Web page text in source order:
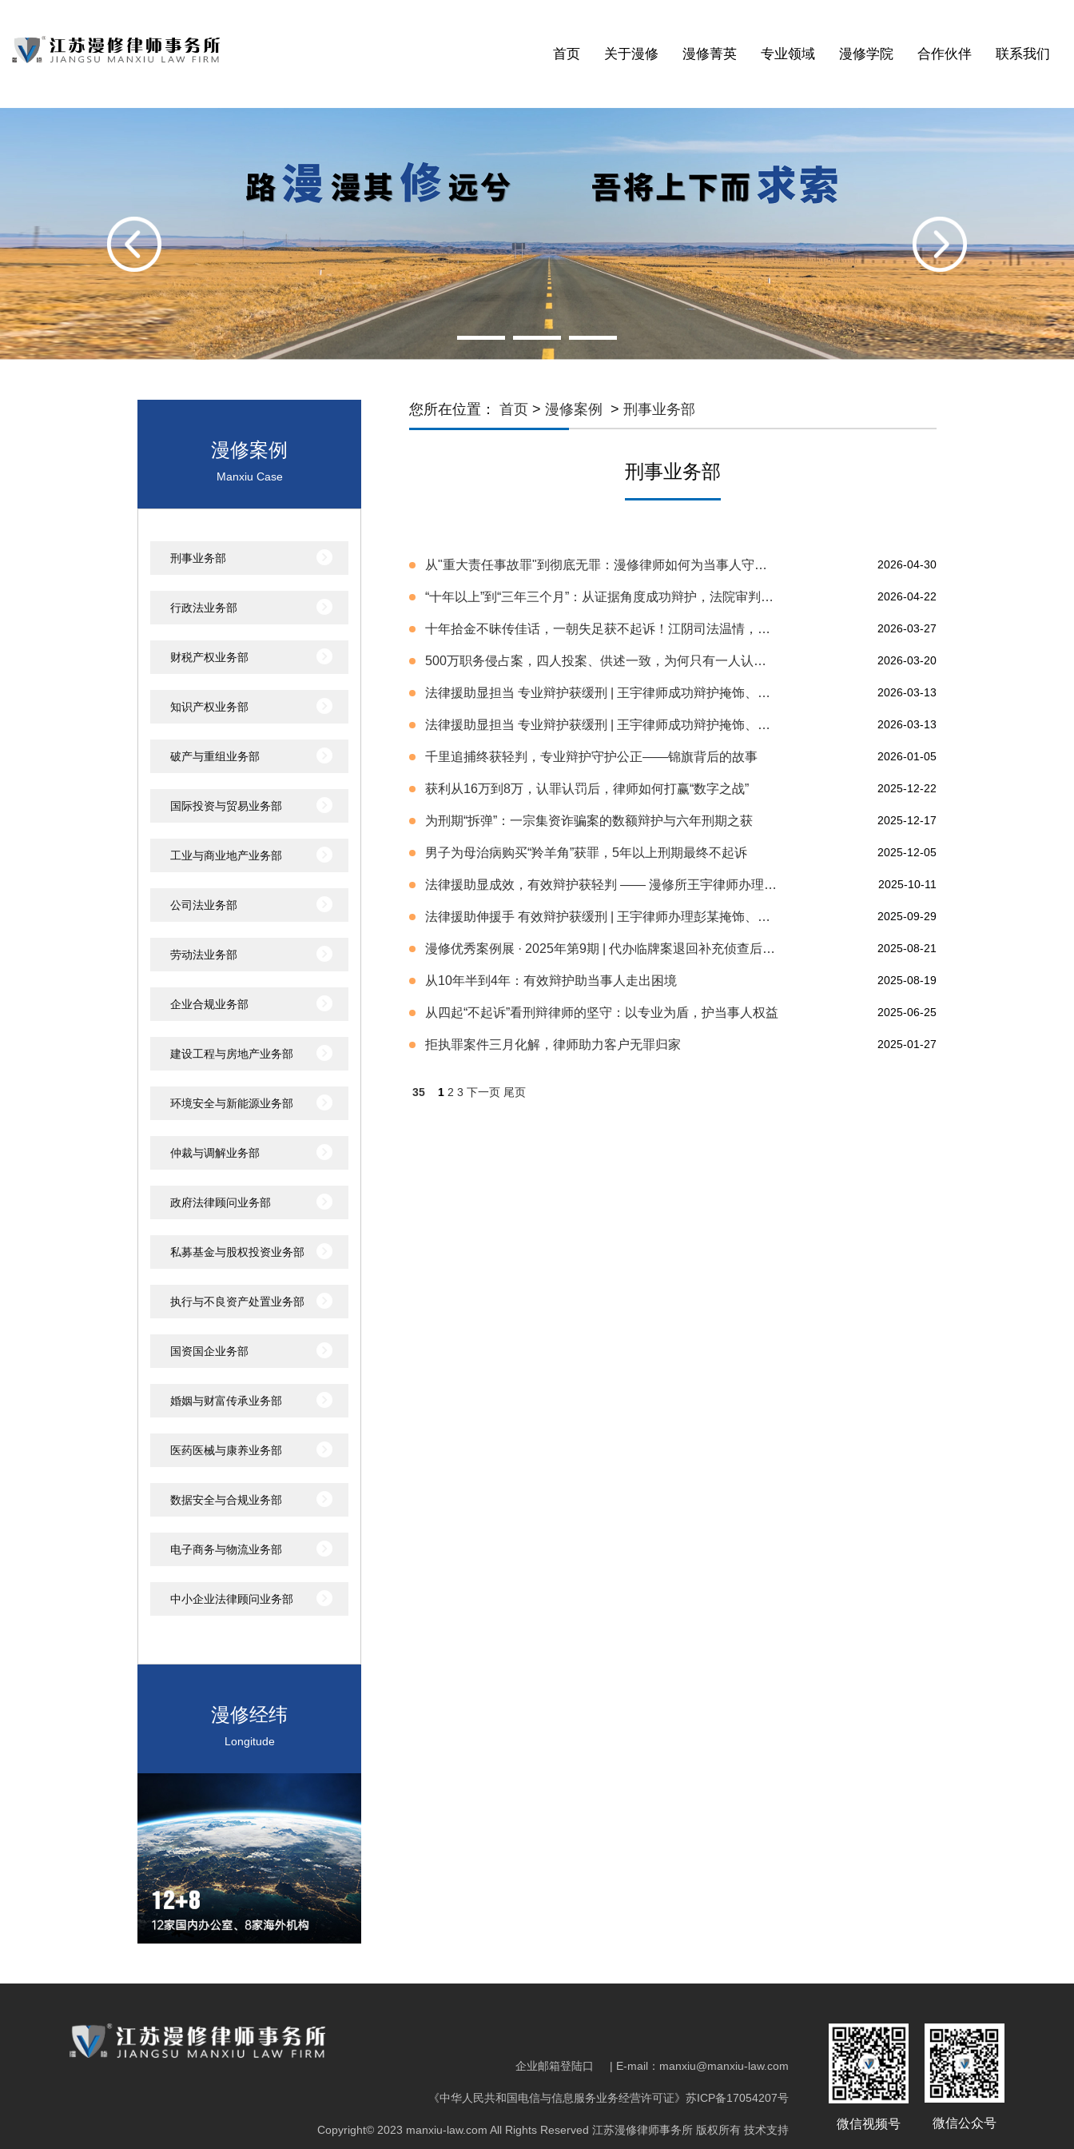
首页 关于漫修 漫修菁英 专业领域 漫修学院 合作伙伴 联系我们
漫修案例
Manxiu Case
刑事业务部
行政法业务部
财税产权业务部
知识产权业务部
破产与重组业务部
国际投资与贸易业务部
工业与商业地产业务部
公司法业务部
劳动法业务部
企业合规业务部
建设工程与房地产业务部
环境安全与新能源业务部
仲裁与调解业务部
政府法律顾问业务部
私募基金与股权投资业务部
执行与不良资产处置业务部
国资国企业务部
婚姻与财富传承业务部
医药医械与康养业务部
数据安全与合规业务部
电子商务与物流业务部
中小企业法律顾问业务部
漫修经纬
Longitude
您所在位置： 首页 > 漫修案例 > 刑事业务部
刑事业务部
从"重大责任事故罪"到彻底无罪：漫修律师如何为当事人守住人生清白 2026-04-30
“十年以上”到“三年三个月”：从证据角度成功辩护，法院审判阶段减少十年刑期 2026-04-22
十年拾金不昧传佳话，一朝失足获不起诉！江阴司法温情，律师护航守善良 2026-03-27
500万职务侵占案，四人投案、供述一致，为何只有一人认定自首？ 2026-03-20
法律援助显担当 专业辩护获缓刑 | 王宇律师成功辩护掩饰、隐瞒犯罪所得罪案 2026-03-13
法律援助显担当 专业辩护获缓刑 | 王宇律师成功辩护掩饰、隐瞒犯罪所得罪案 2026-03-13
千里追捕终获轻判，专业辩护守护公正——锦旗背后的故事 2026-01-05
获利从16万到8万，认罪认罚后，律师如何打赢“数字之战” 2025-12-22
为刑期“拆弹”：一宗集资诈骗案的数额辩护与六年刑期之获 2025-12-17
男子为母治病购买“羚羊角”获罪，5年以上刑期最终不起诉 2025-12-05
法律援助显成效，有效辩护获轻判 —— 漫修所王宇律师办理刘某诈骗罪案 2025-10-11
法律援助伸援手 有效辩护获缓刑 | 王宇律师办理彭某掩饰、隐瞒犯罪所得罪案 2025-09-29
漫修优秀案例展 · 2025年第9期 | 代办临牌案退回补充侦查后撤销案件 2025-08-21
从10年半到4年：有效辩护助当事人走出困境 2025-08-19
从四起“不起诉”看刑辩律师的坚守：以专业为盾，护当事人权益 2025-06-25
拒执罪案件三月化解，律师助力客户无罪归家 2025-01-27
35 1 2 3 下一页 尾页
微信视频号 微信公众号
企业邮箱登陆口 | E-mail：manxiu@manxiu-law.com
《中华人民共和国电信与信息服务业务经营许可证》 苏ICP备17054207号
Copyright© 2023 manxiu-law.com All Rights Reserved 江苏漫修律师事务所 版权所有 技术支持